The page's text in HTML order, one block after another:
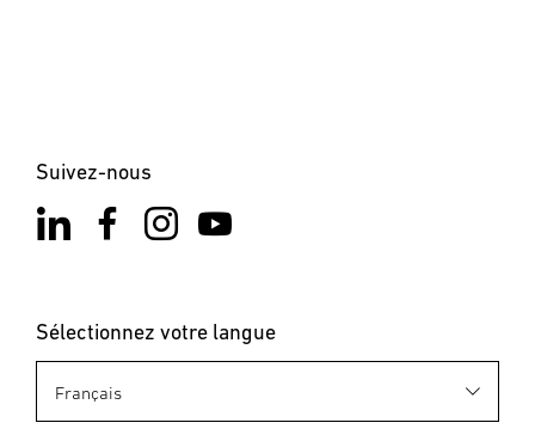
Suivez-nous
Sélectionnez votre langue